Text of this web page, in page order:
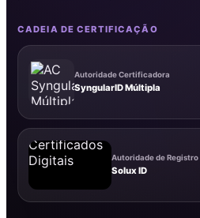
CADEIA DE CERTIFICAÇÃO
Autoridade Certificadora
SyngularID Múltipla
Autoridade de Registro
Solux ID